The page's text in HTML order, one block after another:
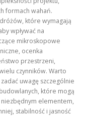
formach wahań.
które wymagają
wpływać na
mikroskopowe
ocenka
przestrzeni,
czynników. Warto
uwagę szczególnie
które mogą
niezbędnym elementem,
stabilność i jasność